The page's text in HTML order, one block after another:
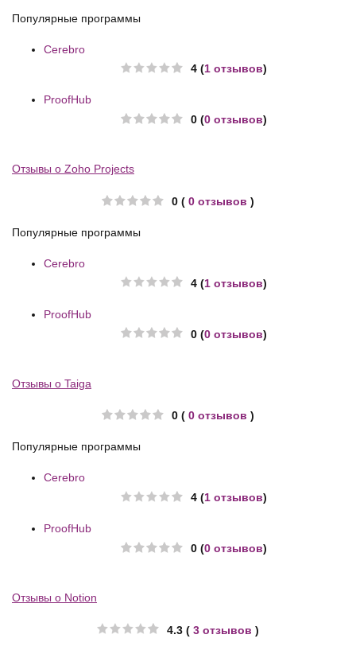
Популярные программы
Cerebro
4 (1 отзывов)
ProofHub
0 (0 отзывов)
Отзывы о Zoho Projects
0 ( 0 отзывов )
Популярные программы
Cerebro
4 (1 отзывов)
ProofHub
0 (0 отзывов)
Отзывы о Taiga
0 ( 0 отзывов )
Популярные программы
Cerebro
4 (1 отзывов)
ProofHub
0 (0 отзывов)
Отзывы о Notion
4.3 ( 3 отзывов )